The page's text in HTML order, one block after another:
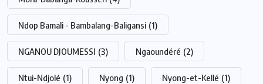
Ndop Bamali - Bambalang-Baligansi (1)
NGANOU DJOUMESSI (3) Ngaoundéré (2)
Ntui-Ndjolé (1) Nyong (1) Nyong-et-Kellé (1)